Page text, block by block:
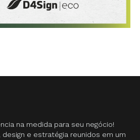
na medida para seu negócio!
design e estratégia reunidos em um